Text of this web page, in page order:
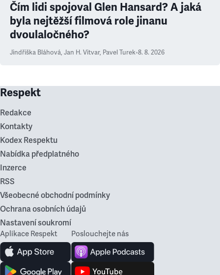
Čím lidi spojoval Glen Hansard? A jaká
byla nejtěžší filmová role jinanu
dvoulaločného?
Jindřiška Bláhová, Jan H. Vitvar, Pavel Turek•8. 8. 2026
Respekt
Redakce
Kontakty
Kodex Respektu
Nabídka předplatného
Inzerce
RSS
Všeobecné obchodní podmínky
Ochrana osobních údajů
Nastavení soukromí
Aplikace Respekt Poslouchejte nás